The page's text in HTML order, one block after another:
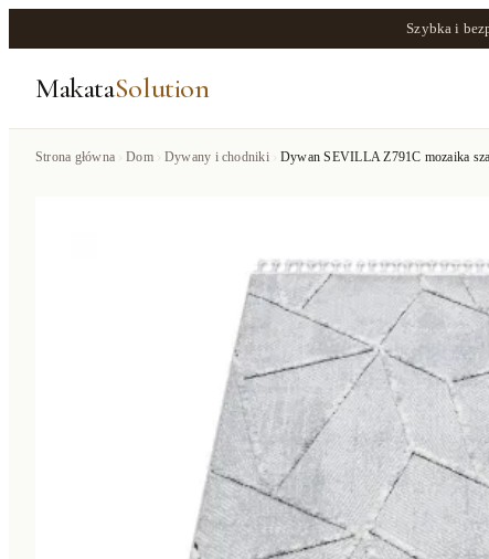
Szybka i
MakataSolution
Strona główna Dom Dywany i chodniki Dywan SEVILLA Z791C mozaika